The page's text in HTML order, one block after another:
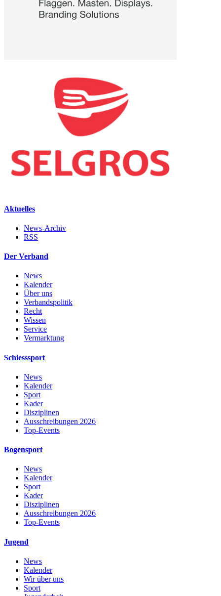
Aktuelles
News-Archiv
RSS
Der Verband
News
Kalender
Über uns
Verbandspolitik
Recht
Wissen
Service
Vermarktung
Schiesssport
News
Kalender
Sport
Kader
Disziplinen
Ausschreibungen 2026
Top-Events
Bogensport
News
Kalender
Sport
Kader
Disziplinen
Ausschreibungen 2026
Top-Events
Jugend
News
Kalender
Wir über uns
Sport